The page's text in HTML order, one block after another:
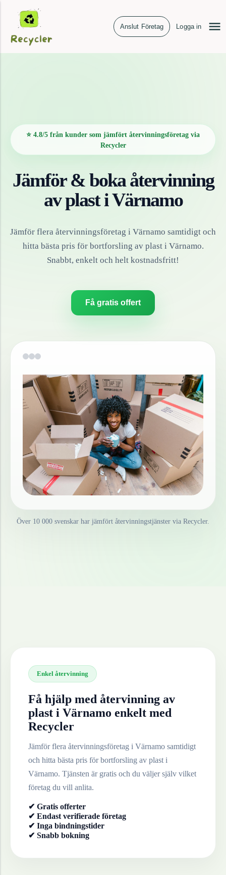
Anslut Företag Logga in
⭐ 4.8/5 från kunder som jämfört återvinningsföretag via
Recycler
Jämför & boka återvinning
avplastiVärnamo
Jämför flera återvinningsföretag i Värnamo samtidigt och
hitta bästa pris för bortforsling av plasti Värnamo.
Snabbt, enkelt och helt kostnadsfritt!
Få gratis offert
Över 10 000 svenskar har jämfört återvinningstjänster via Recycler.
Enkel återvinning
Få hjälp med återvinning av
plast i Värnamo enkelt med
Recycler
Jämför flera återvinningsföretag i Värnamo samtidigt
och hitta bästa pris för bortforsling av plast i
Värnamo. Tjänsten är gratis och du väljer själv vilket
företag du vill anlita.
✔ Gratis offerter
✔ Endast verifierade företag
✔ Inga bindningstider
✔ Snabb bokning